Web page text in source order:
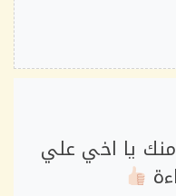
اخي علي